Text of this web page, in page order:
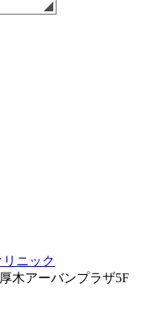
厚木アーバンプラザ5F